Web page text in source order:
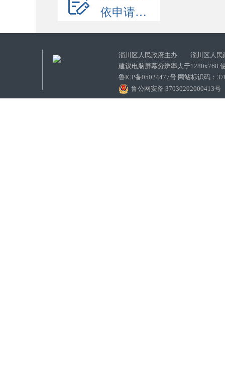
依申请公开
淄川区人民政府主办 淄川区人民
建议电脑屏幕分辨率大于1280x768
鲁ICP备05024477号 网站标识码：
鲁公网安备 37030202000413号